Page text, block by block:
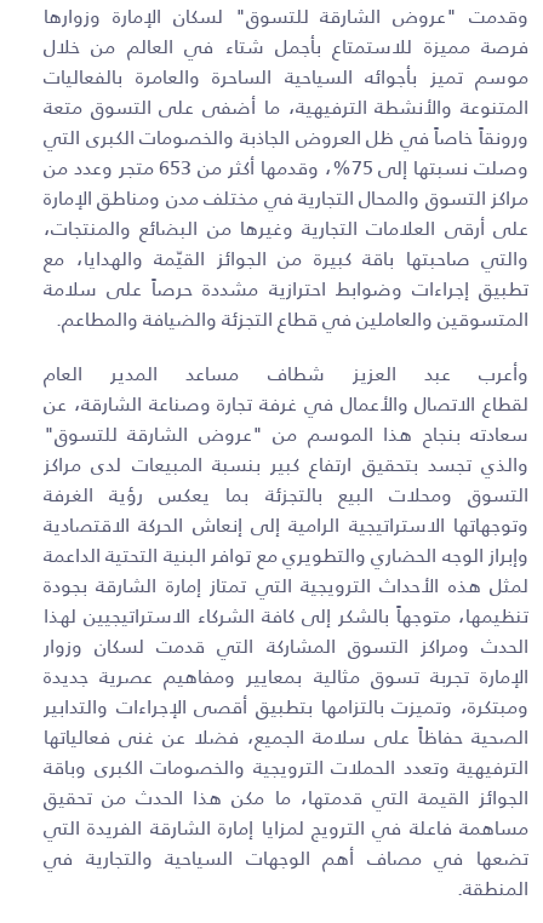
وقدمت "عروض الشارقة للتسوق" لسكان الإمارة وزوارها
فرصة مميزة للاستمتاع بأجمل شتاء في العالم من خلال
موسم تميز بأجوائه السياحية الساحرة والعامرة بالفعاليات
المتنوعة والأنشطة الترفيهية، ما أضفى على التسوق متعة
ورونقاً خاصاً في ظل العروض الجاذبة والخصومات الكبرى التي
وصلت نسبتها إلى 75%، وقدمها أكثر من 653 متجر وعدد من
مراكز التسوق والمحال التجارية في مختلف مدن ومناطق الإمارة
على أرقى العلامات التجارية وغيرها من البضائع والمنتجات،
والتي صاحبتها باقة كبيرة من الجوائز القيّمة والهدايا، مع
تطبيق إجراءات وضوابط احترازية مشددة حرصاً على سلامة
المتسوقين والعاملين في قطاع التجزئة والضيافة والمطاعم.
وأعرب عبد العزيز شطاف مساعد المدير العام
لقطاع الاتصال والأعمال في غرفة تجارة وصناعة الشارقة، عن
سعادته بنجاح هذا الموسم من "عروض الشارقة للتسوق"
والذي تجسد بتحقيق ارتفاع كبير بنسبة المبيعات لدى مراكز
التسوق ومحلات البيع بالتجزئة بما يعكس رؤية الغرفة
وتوجهاتها الاستراتيجية الرامية إلى إنعاش الحركة الاقتصادية
وإبراز الوجه الحضاري والتطويري مع توافر البنية التحتية الداعمة
لمثل هذه الأحداث الترويجية التي تمتاز إمارة الشارقة بجودة
تنظيمها، متوجهاً بالشكر إلى كافة الشركاء الاستراتيجيين لهذا
الحدث ومراكز التسوق المشاركة التي قدمت لسكان وزوار
الإمارة تجربة تسوق مثالية بمعايير ومفاهيم عصرية جديدة
ومبتكرة، وتميزت بالتزامها بتطبيق أقصى الإجراءات والتدابير
الصحية حفاظاً على سلامة الجميع، فضلا عن غنى فعالياتها
الترفيهية وتعدد الحملات الترويجية والخصومات الكبرى وباقة
الجوائز القيمة التي قدمتها، ما مكن هذا الحدث من تحقيق
مساهمة فاعلة في الترويج لمزايا إمارة الشارقة الفريدة التي
تضعها في مصاف أهم الوجهات السياحية والتجارية في
المنطقة.